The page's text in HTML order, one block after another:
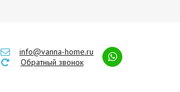
info@vanna-home.ru
Обратный звонок